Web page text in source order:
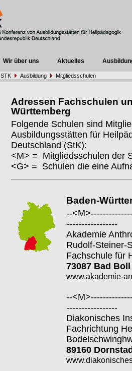
Wir über uns Aktuelles
STK Ausbildung Mitgliedsschulen
Adressen Fachschulen
Württemberg
Folgende Schulen sind
Ausbildungsstätten für
Deutschland (StK):
<M> = Mitgliedsschulen der
<G> = Schulen die eine
Baden-
--
-----------------
Akademie
Rudolf-Steiner-
Fachschule für
73087 Bad Boll
www.akademie-
--
-----------------
Diakonisches
Fachrichtung
89160